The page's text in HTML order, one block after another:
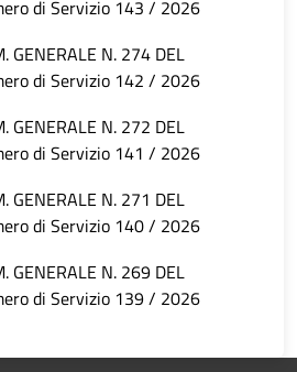
di Servizio 143 / 2026
GENERALE N. 274 DEL
di Servizio 142 / 2026
GENERALE N. 272 DEL
di Servizio 141 / 2026
GENERALE N. 271 DEL
di Servizio 140 / 2026
GENERALE N. 269 DEL
di Servizio 139 / 2026